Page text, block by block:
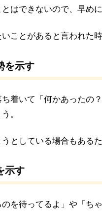
はできないので、早め
ことがあると言われた
を示す
着いて「何かあったの
。
としている場合もある
示す
のを待ってるよ」や「